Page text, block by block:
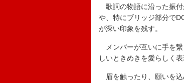
歌詞の物語に沿った振付
や、特にブリッジ部分で
が深い印象を残す。
メンバーが互いに手を繋
しいときめきを愛らしく表
眉を触ったり、願いを込